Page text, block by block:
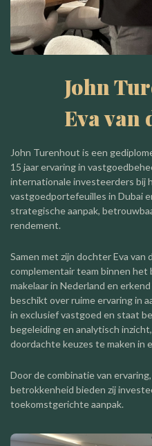
John
Eva van
John Turenhout is een
15 jaar ervaring in
internationale investeerders bij
vastgoedportefeuilles in Dubai
strategische aanpak,
rendement.
Samen met zijn dochter Eva
complementair team binnen het
makelaar in Nederland en
beschikt over ruime ervaring in
in exclusief vastgoed en staat
begeleiding en analytisch
doordachte keuzes te maken in
Door de combinatie van
betrokkenheid bieden zij
toekomstgerichte aanpak.